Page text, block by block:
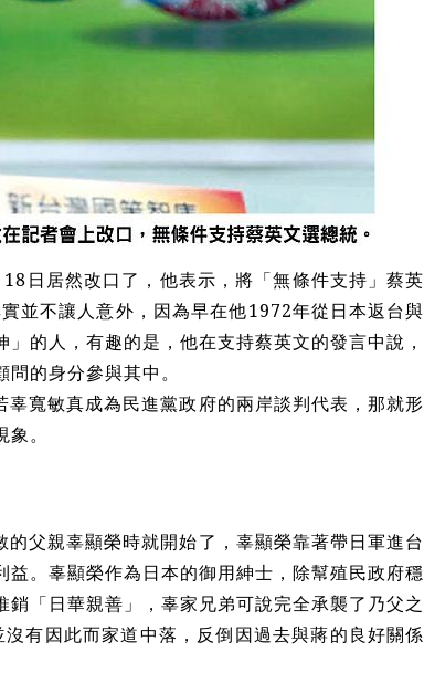
日居然改口了，他表示，將「無條件支持」蔡英
並不讓人意外，因為早在他1972年從日本返台與
的人，有趣的是，他在支持蔡英文的發言中說，
的身分參與其中。
寬敏真成為民進黨政府的兩岸談判代表，那就形
。
父親辜顯榮時就開始了，辜顯榮靠著帶日軍進台
。辜顯榮作為日本的御用紳士，除幫殖民政府穩
「日華親善」，辜家兄弟可說完全承襲了乃父之
有因此而家道中落，反倒因過去與蔣的良好關係